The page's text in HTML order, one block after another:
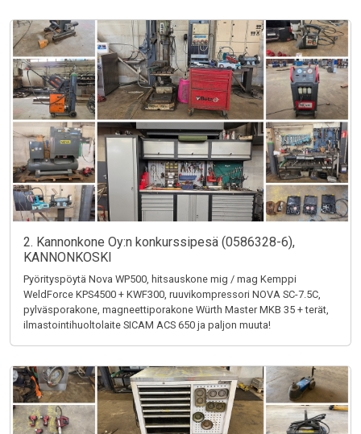
2. Kannonkone Oy:n konkurssipesä (0586328-6),
KANNONKOSKI
Pyörityspöytä Nova WP500, hitsauskone mig / mag Kemppi
WeldForce KPS4500 + KWF300, ruuvikompressori NOVA SC-7.5C,
pylväsporakone, magneettiporakone Würth Master MKB 35 + terät,
ilmastointihuoltolaite SICAM ACS 650 ja paljon muuta!